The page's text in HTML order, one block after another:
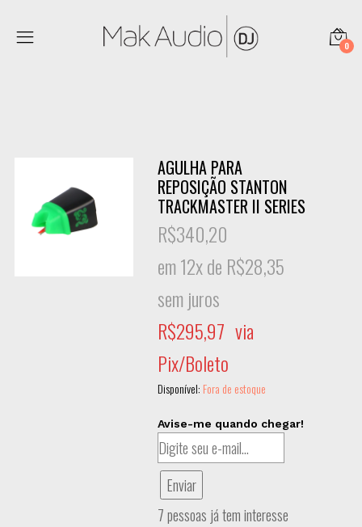
0
AGULHA PARA
REPOSIÇÃO STANTON
TRACKMASTER II SERIES
R$340,20
em 12x de R$28,35
sem juros
R$295,97 via
Pix/Boleto
Disponível: Fora de estoque
Avise-me quando chegar!
Enviar
7 pessoas já tem interesse